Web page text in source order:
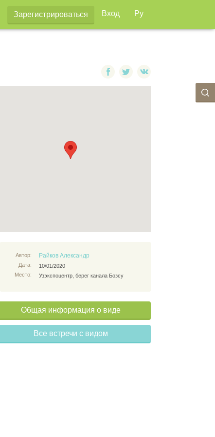
Зарегистрироваться Вход Ру
Автор:
Дата:
Место:
Райков Александр
10/01/2020
Узэкспоцентр, берег канала Бозсу
Общая информация о виде
Все встречи с видом